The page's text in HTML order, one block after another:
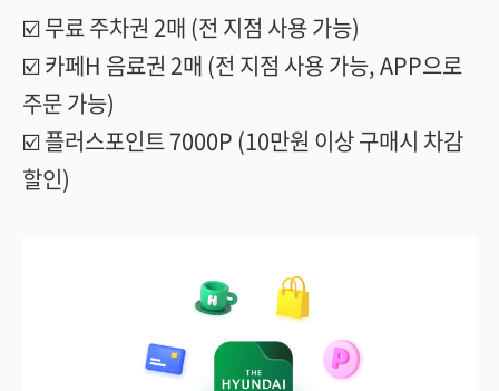
☑️ 무료 주차권 2매 (전 지점 사용 가능)
☑️ 카페H 음료권 2매 (전 지점 사용 가능, APP으로
주문 가능)
☑️ 플러스포인트 7000P (10만원 이상 구매시 차감
할인)